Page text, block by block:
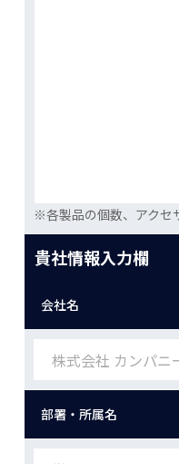
※各製品の個数、アクセ
貴社情報入力欄
会社名
部署・所属名